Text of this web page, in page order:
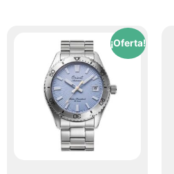
¡Oferta!